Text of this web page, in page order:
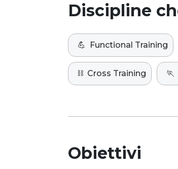
Discipline
💪 Functional Training
⛓️ Cross Training 🏃
Obiettivi